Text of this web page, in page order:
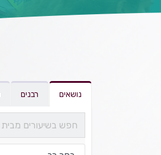
נושאים רבנים